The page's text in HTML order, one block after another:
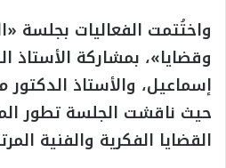
واختُتمت الفعاليات بجلسة
وقضايا»، بمشاركة الأستاذ
إسماعيل، والأستاذ
حيث ناقشت الجلسة تطور
القضايا الفكرية والفنية